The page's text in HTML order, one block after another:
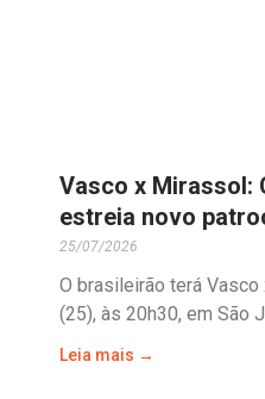
Vasco x Mirassol:
estreia novo
25/07/2026
O brasileirão terá
(25), às 20h30, em São
Leia mais →